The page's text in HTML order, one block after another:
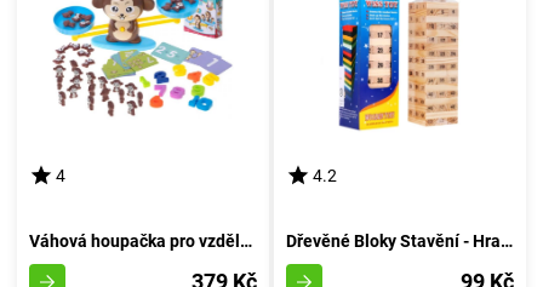
4
Váhová houpačka pro vzdělávání opic
379 Kč
4.2
Dřevěné Bloky Stavění - Hra Stavění z Dřeva
99 Kč